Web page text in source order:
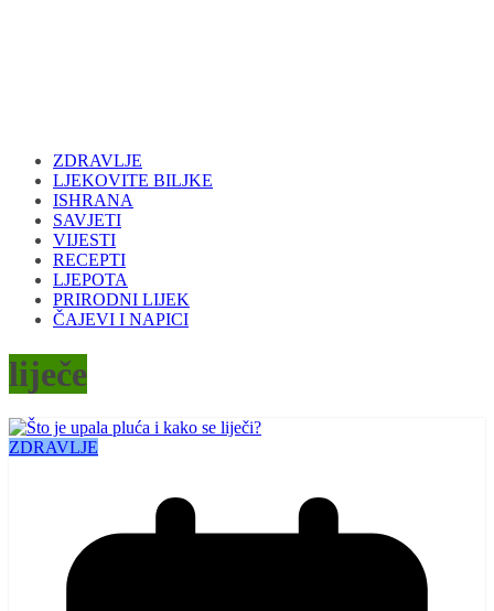
ZDRAVLJE
LJEKOVITE BILJKE
ISHRANA
SAVJETI
VIJESTI
RECEPTI
LJEPOTA
PRIRODNI LIJEK
ČAJEVI I NAPICI
liječe
ZDRAVLJE